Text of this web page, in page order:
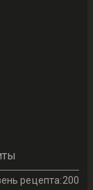
рецепта:200